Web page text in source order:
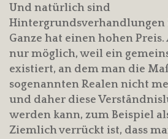
Und natürlich sind
Hintergrundsverhandlungen
Ganze hat einen hohen
nur möglich, weil ein
existiert, an dem man die
sogenannten Realen nicht
und daher diese
werden kann, zum Beispiel
Ziemlich verrückt ist, dass